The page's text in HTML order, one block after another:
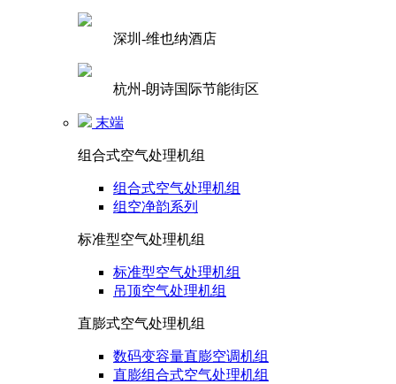
深圳-维也纳酒店
杭州-朗诗国际节能街区
末端
组合式空气处理机组
组合式空气处理机组
组空净韵系列
标准型空气处理机组
标准型空气处理机组
吊顶空气处理机组
直膨式空气处理机组
数码变容量直膨空调机组
直膨组合式空气处理机组